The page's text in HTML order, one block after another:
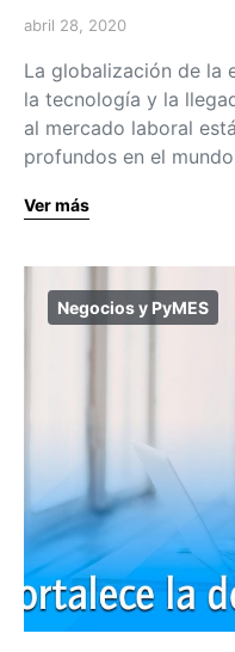
abril 28, 2020
La globalización de la
la tecnología y la
al mercado laboral
profundos en el
Ver más
Negocios y PyMES